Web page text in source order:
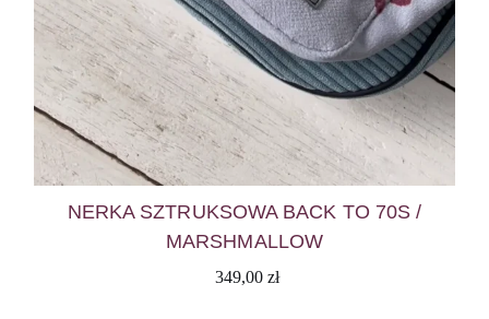
NERKA SZTRUKSOWA BACK TO 70S /
MARSHMALLOW
349,00 zł